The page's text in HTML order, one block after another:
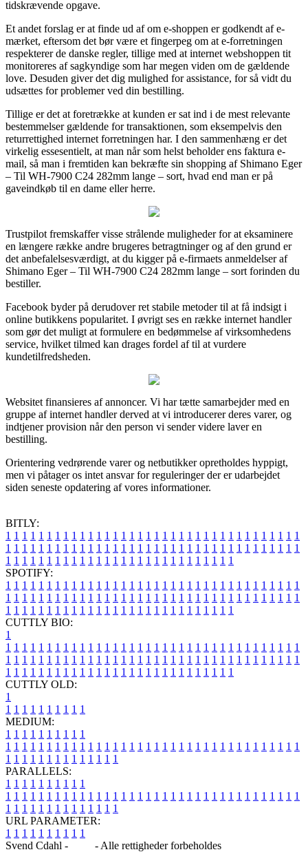
tidskrævende opgave.
Et andet forslag er at finde ud af om e-shoppen er godkendt af e-
mærket, eftersom det bør være et fingerpeg om at e-forretningen
respekterer de danske regler, tillige med at internet webshoppen tit
monitoreres af sagkyndige som har megen viden om de gældende
love. Desuden giver det dig mulighed for assistance, for så vidt du
udsættes for problemer ved din bestilling.
Tillige er det at foretrække at kunden er sat ind i de mest relevante
bestemmelser gældende for transaktionen, som eksempelvis den
returrettighed internet forretningen har. I den sammenhæng er det
virkelig essesentielt, at man når som helst beholder ens faktura e-
mail, så man i fremtiden kan bekræfte sin shopping af Shimano Eger
– Til WH-7900 C24 282mm lange – sort, hvad end man er på
gaveindkøb til en dame eller herre.
Trustpilot fremskaffer visse strålende muligheder for at eksaminere
en længere række andre brugeres betragtninger og af den grund er
det anbefalelsesværdigt, at du kigger på e-firmaets anmeldelser af
Shimano Eger – Til WH-7900 C24 282mm lange – sort forinden du
bestiller.
Facebook byder på derudover ret stabile metoder til at få indsigt i
online butikkens popularitet. I øvrigt ses en række internet handler
som gør det muligt at formulere en bedømmelse af virksomhedens
service, hvilket tilmed kan drages fordel af til at vurdere
kundetilfredsheden.
Websitet finansieres af annoncer. Vi har tætte samarbejder med en
gruppe af internet handler derved at vi introducerer deres varer, og
indtjener provision når den person vi sender videre laver en
bestilling.
Orientering vedrørende varer og netbutikker opretholdes hyppigt,
men vi påtager os intet ansvar for reguleringer der er udarbejdet
siden seneste opdatering af vores informationer.
BITLY:
1 1 1 1 1 1 1 1 1 1 1 1 1 1 1 1 1 1 1 1 1 1 1 1 1 1 1 1 1 1 1 1 1 1 1 1
1 1 1 1 1 1 1 1 1 1 1 1 1 1 1 1 1 1 1 1 1 1 1 1 1 1 1 1 1 1 1 1 1 1 1 1
1 1 1 1 1 1 1 1 1 1 1 1 1 1 1 1 1 1 1 1 1 1 1 1 1 1 1 1
SPOTIFY:
1 1 1 1 1 1 1 1 1 1 1 1 1 1 1 1 1 1 1 1 1 1 1 1 1 1 1 1 1 1 1 1 1 1 1 1
1 1 1 1 1 1 1 1 1 1 1 1 1 1 1 1 1 1 1 1 1 1 1 1 1 1 1 1 1 1 1 1 1 1 1 1
1 1 1 1 1 1 1 1 1 1 1 1 1 1 1 1 1 1 1 1 1 1 1 1 1 1 1 1
CUTTLY BIO:
1
1 1 1 1 1 1 1 1 1 1 1 1 1 1 1 1 1 1 1 1 1 1 1 1 1 1 1 1 1 1 1 1 1 1 1 1
1 1 1 1 1 1 1 1 1 1 1 1 1 1 1 1 1 1 1 1 1 1 1 1 1 1 1 1 1 1 1 1 1 1 1 1
1 1 1 1 1 1 1 1 1 1 1 1 1 1 1 1 1 1 1 1 1 1 1 1 1 1 1 1
CUTTLY OLD:
1
1 1 1 1 1 1 1 1 1 1
MEDIUM:
1 1 1 1 1 1 1 1 1 1
1 1 1 1 1 1 1 1 1 1 1 1 1 1 1 1 1 1 1 1 1 1 1 1 1 1 1 1 1 1 1 1 1 1 1 1
1 1 1 1 1 1 1 1 1 1 1 1 1 1
PARALLELS:
1 1 1 1 1 1 1 1 1 1
1 1 1 1 1 1 1 1 1 1 1 1 1 1 1 1 1 1 1 1 1 1 1 1 1 1 1 1 1 1 1 1 1 1 1 1
1 1 1 1 1 1 1 1 1 1 1 1 1 1
URL PARAMETER:
1 1 1 1 1 1 1 1 1 1
Svend Cdahl -
- Alle rettigheder forbeholdes